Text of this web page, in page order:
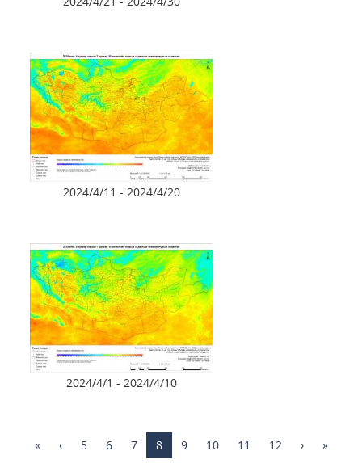
2024/4/11 - 2024/4/20
2024/4/1 - 2024/4/10
« ‹ 5 6 7 8 9 10 11 12 › »